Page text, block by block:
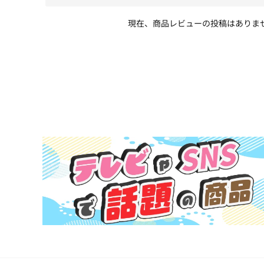
現在、商品レビューの投稿はありま